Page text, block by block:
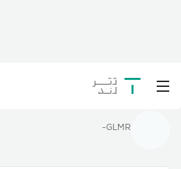
خانه رمزارزها/
GLMR
GLMR-